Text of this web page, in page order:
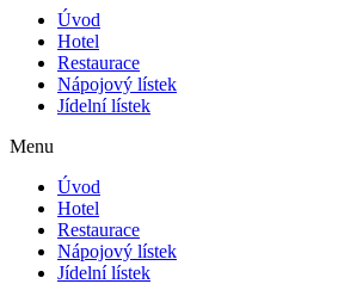
Úvod
Hotel
Restaurace
Nápojový lístek
Jídelní lístek
Menu
Úvod
Hotel
Restaurace
Nápojový lístek
Jídelní lístek